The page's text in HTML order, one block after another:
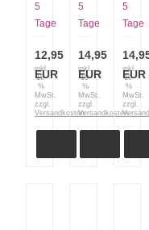
5
Tage
12,95
EUR
inkl.
19
%
MwSt.
zzgl.
Versandkosten
5
Tage
14,95
EUR
inkl.
19
%
MwSt.
zzgl.
Versandkosten
5
Tage
EUR
inkl.
19
%
MwSt.
zzgl.